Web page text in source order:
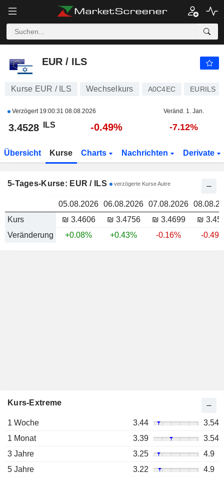
EUR / ILS 3.4528
EUR / ILS
Kurse EUR / ILS Wechselkurs A0C4EC EURILS
Verzögert 19:00:31 08.08.2026 Veränd. 1. Jan.
3.4528 ILS -0.49% -7.12%
Übersicht Kurse Charts Nachrichten Derivate
5-Tages-Kurse: EUR / ILS verzögerte Kurse Autre
05.08.2026 06.08.2026 07.08.2026
Kurs
₪ 3.4606 ₪ 3.4756 ₪ 3.4699
₪
Veränderung
+0.08% +0.43% -0.16% -
Kurs-Extreme
1 Woche 3.44
3.54
1 Monat
3.39
3.54
3 Jahre
3.25
4.9
5 Jahre
3.22
4.9